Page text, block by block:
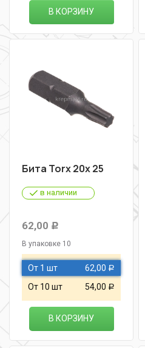
В КОРЗИНУ
Бита Torx 20х 25
в наличии
62,00 Р
В упаковке 10
От 1 шт 62,00 Р
От 10 шт 54,00 Р
В КОРЗИНУ